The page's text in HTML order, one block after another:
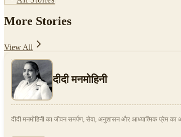
More Stories
View All
दीदी मनमोहिनी
दीदी मनमोहिनी का जीवन समर्पण, सेवा, अनुशासन और आध्यात्मिक प्रेम का